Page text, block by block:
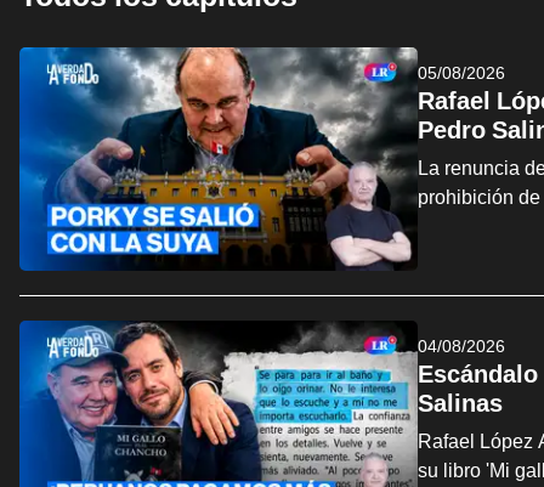
05/08/2026
Rafael
Pedro
La renuncia
prohibición
04/08/2026
Salinas
Rafael López
su libro 'Mi